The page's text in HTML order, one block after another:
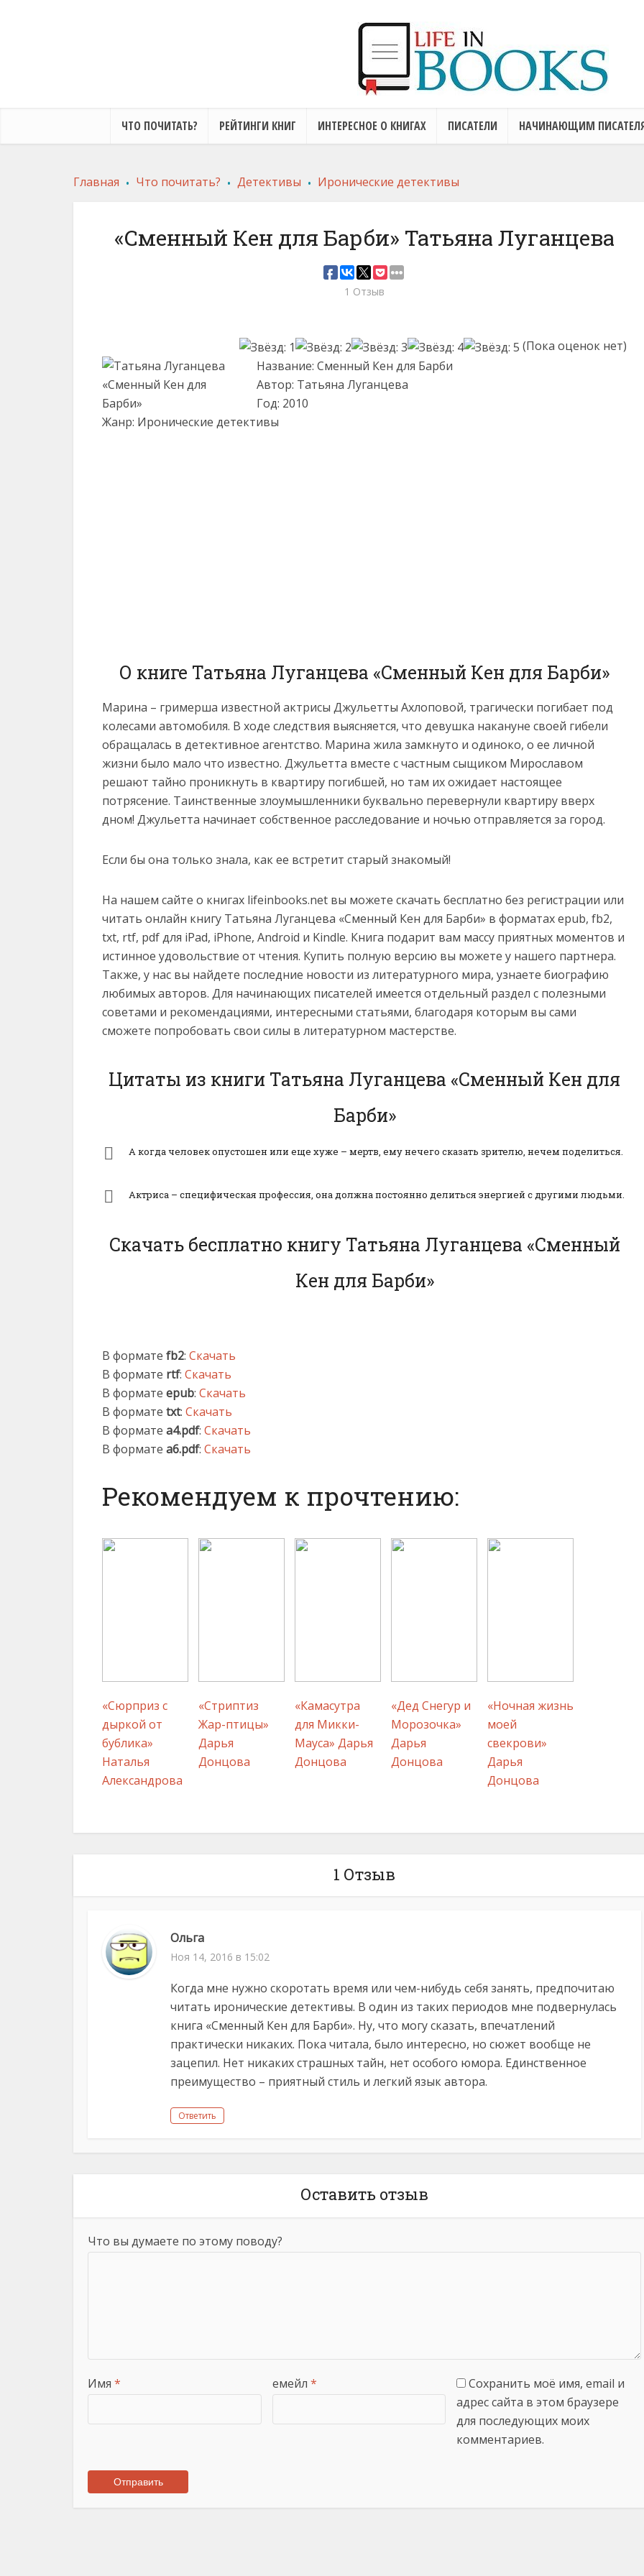
ЧТО ПОЧИТАТЬ? РЕЙТИНГИ КНИГ ИНТЕРЕСНОЕ О КНИГАХ ПИСАТЕЛИ НАЧИНАЮЩИМ
Главная . Что почитать? . Детективы . Иронические детективы
«Сменный Кен для Барби» Татьяна Луганцева
1 Отзыв
(Пока оценок нет)
Название: Сменный Кен для Барби
Автор: Татьяна Луганцева
Год: 2010
Жанр: Иронические детективы
О книге Татьяна Луганцева «Сменный Кен для Барби»
Марина – гримерша известной актрисы Джульетты Ахлоповой, трагически погибает под
колесами автомобиля. В ходе следствия выясняется, что девушка накануне своей гибели
обращалась в детективное агентство. Марина жила замкнуто и одиноко, о ее личной
жизни было мало что известно. Джульетта вместе с частным сыщиком Мирославом
решают тайно проникнуть в квартиру погибшей, но там их ожидает настоящее
потрясение. Таинственные злоумышленники буквально перевернули квартиру вверх
дном! Джульетта начинает собственное расследование и ночью отправляется за город.
Если бы она только знала, как ее встретит старый знакомый!
На нашем сайте о книгах lifeinbooks.net вы можете скачать бесплатно без регистрации или
читать онлайн книгу Татьяна Луганцева «Сменный Кен для Барби» в форматах epub, fb2,
txt, rtf, pdf для iPad, iPhone, Android и Kindle. Книга подарит вам массу приятных моментов и
истинное удовольствие от чтения. Купить полную версию вы можете у нашего партнера.
Также, у нас вы найдете последние новости из литературного мира, узнаете биографию
любимых авторов. Для начинающих писателей имеется отдельный раздел с полезными
советами и рекомендациями, интересными статьями, благодаря которым вы сами
сможете попробовать свои силы в литературном мастерстве.
Цитаты из книги Татьяна Луганцева «Сменный Кен для
Барби»
А когда человек опустошен или еще хуже – мертв, ему нечего сказать зрителю, нечем поделиться.
Актриса – специфическая профессия, она должна постоянно делиться энергией с другими людьми.
Скачать бесплатно книгу Татьяна Луганцева «Сменный
Кен для Барби»
В формате fb2: Скачать
В формате rtf: Скачать
В формате epub: Скачать
В формате txt: Скачать
В формате a4.pdf: Скачать
В формате a6.pdf: Скачать
Рекомендуем к прочтению:
«Сюрприз с
дыркой от
бублика»
Наталья
Александрова
«Стриптиз
Жар-птицы»
Дарья
Донцова
«Камасутра
для Микки-
Мауса» Дарья
Донцова
«Дед Снегур и
Морозочка»
Дарья
Донцова
«Ночная жизнь
моей
свекрови»
Дарья
Донцова
1 Отзыв
Ольга
Ноя 14, 2016 в 15:02
Когда мне нужно скоротать время или чем-нибудь себя занять, предпочитаю
читать иронические детективы. В один из таких периодов мне подвернулась
книга «Сменный Кен для Барби». Ну, что могу сказать, впечатлений
практически никаких. Пока читала, было интересно, но сюжет вообще не
зацепил. Нет никаких страшных тайн, нет особого юмора. Единственное
преимущество – приятный стиль и легкий язык автора.
Ответить
Оставить отзыв
Что вы думаете по этому поводу?
Имя * емейл *
Сохранить моё имя, email и
адрес сайта в этом браузере
для последующих моих
комментариев.